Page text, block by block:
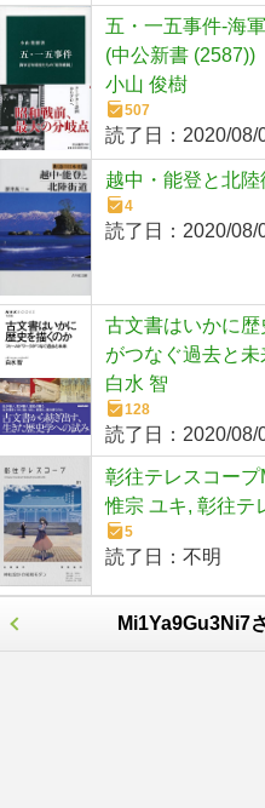
五・一五事件-海
(中公新書 (2587))
小山 俊樹
507
読了日： 2020/08/
越中・能登と北
4
読了日： 2020/08/
古文書はいかに
がつなぐ過去と
白水 智
128
読了日： 2020/08/
彰往テレスコー
惟宗 ユキ, 彰往テ
5
読了日： 不明
Mi1Ya9Gu3Ni7